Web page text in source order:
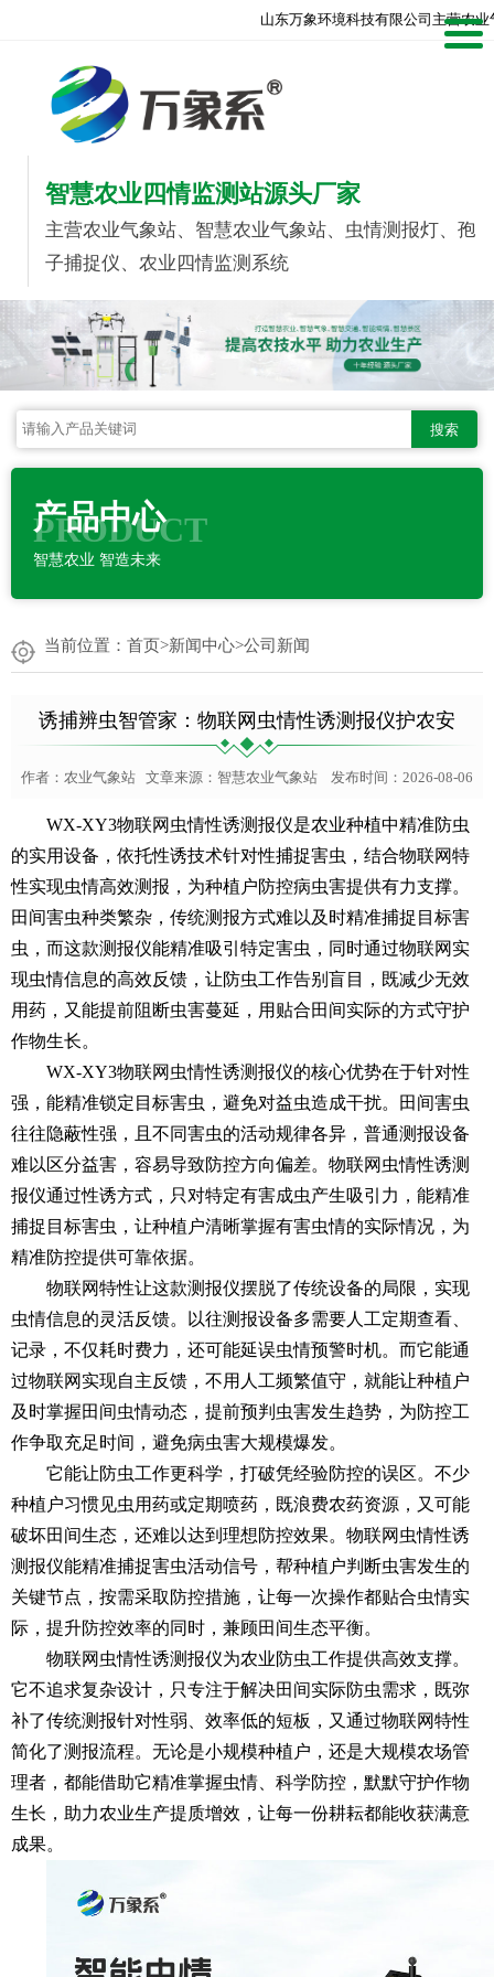
山东万象环境科技有限公司主营农
智慧农业四情监测站源头厂家
主营农业气象站、智慧农业气象站、虫情测报灯、孢
子捕捉仪、农业四情监测系统
搜索
产品中心
PRODUCT
智慧农业 智造未来
当前位置： 首页>新闻中心>公司新闻
诱捕辨虫智管家：物联网虫情性诱测报仪护农安
作者： 农业气象站 文章来源： 智慧农业气象站 发布时间：2026-08-06
WX-XY3物联网虫情性诱测报仪是农业种植中精准防虫
的实用设备，依托性诱技术针对性捕捉害虫，结合物联网特
性实现虫情高效测报，为种植户防控病虫害提供有力支撑。
田间害虫种类繁杂，传统测报方式难以及时精准捕捉目标害
虫，而这款测报仪能精准吸引特定害虫，同时通过物联网实
现虫情信息的高效反馈，让防虫工作告别盲目，既减少无效
用药，又能提前阻断虫害蔓延，用贴合田间实际的方式守护
作物生长。
WX-XY3物联网虫情性诱测报仪的核心优势在于针对性
强，能精准锁定目标害虫，避免对益虫造成干扰。田间害虫
往往隐蔽性强，且不同害虫的活动规律各异，普通测报设备
难以区分益害，容易导致防控方向偏差。物联网虫情性诱测
报仪通过性诱方式，只对特定有害成虫产生吸引力，能精准
捕捉目标害虫，让种植户清晰掌握有害虫情的实际情况，为
精准防控提供可靠依据。
物联网特性让这款测报仪摆脱了传统设备的局限，实现
虫情信息的灵活反馈。以往测报设备多需要人工定期查看、
记录，不仅耗时费力，还可能延误虫情预警时机。而它能通
过物联网实现自主反馈，不用人工频繁值守，就能让种植户
及时掌握田间虫情动态，提前预判虫害发生趋势，为防控工
作争取充足时间，避免病虫害大规模爆发。
它能让防虫工作更科学，打破凭经验防控的误区。不少
种植户习惯见虫用药或定期喷药，既浪费农药资源，又可能
破坏田间生态，还难以达到理想防控效果。物联网虫情性诱
测报仪能精准捕捉害虫活动信号，帮种植户判断虫害发生的
关键节点，按需采取防控措施，让每一次操作都贴合虫情实
际，提升防控效率的同时，兼顾田间生态平衡。
物联网虫情性诱测报仪为农业防虫工作提供高效支撑。
它不追求复杂设计，只专注于解决田间实际防虫需求，既弥
补了传统测报针对性弱、效率低的短板，又通过物联网特性
简化了测报流程。无论是小规模种植户，还是大规模农场管
理者，都能借助它精准掌握虫情、科学防控，默默守护作物
生长，助力农业生产提质增效，让每一份耕耘都能收获满意
成果。